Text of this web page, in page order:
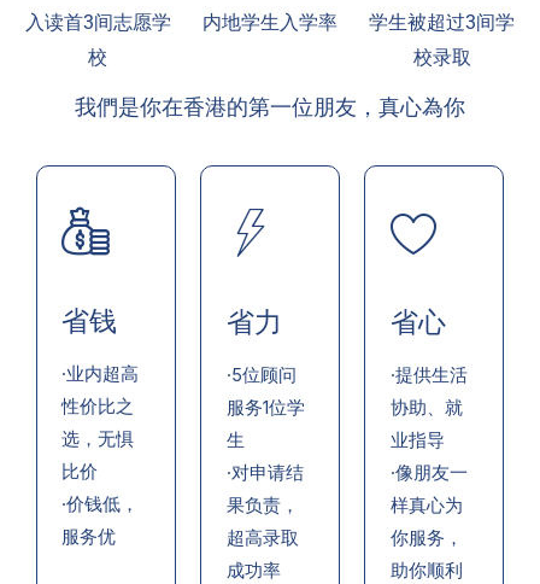
入读首3间志愿学
校
内地学生入学率
学生被超过3间学
校录取
我們是你在香港的第一位朋友，真心為你
省钱
·业内超高
性价比之
选，无惧
比价
·价钱低，
服务优
省力
·5位顾问
服务1位学
生
·对申请结
果负责，
超高录取
成功率
省心
·提供生活
协助、就
业指导
·像朋友一
样真心为
你服务，
助你顺利